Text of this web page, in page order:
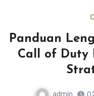
Panduan
Call of Duty
admin